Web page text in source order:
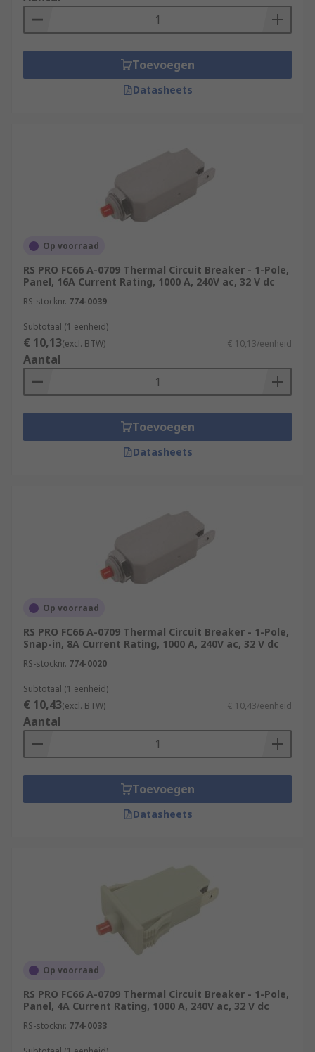
Toevoegen
Datasheets
Op voorraad
RS PRO FC66 A-0709 Thermal Circuit Breaker - 1-Pole,
Panel, 16A Current Rating, 1000 A, 240V ac, 32 V dc
RS-stocknr. 774-0039
Subtotaal (1 eenheid)
€ 10,13(excl. BTW) € 10,13/eenheid
Aantal
Toevoegen
Datasheets
Op voorraad
RS PRO FC66 A-0709 Thermal Circuit Breaker - 1-Pole,
Snap-in, 8A Current Rating, 1000 A, 240V ac, 32 V dc
RS-stocknr. 774-0020
Subtotaal (1 eenheid)
€ 10,43(excl. BTW) € 10,43/eenheid
Aantal
Toevoegen
Datasheets
Op voorraad
RS PRO FC66 A-0709 Thermal Circuit Breaker - 1-Pole,
Panel, 4A Current Rating, 1000 A, 240V ac, 32 V dc
RS-stocknr. 774-0033